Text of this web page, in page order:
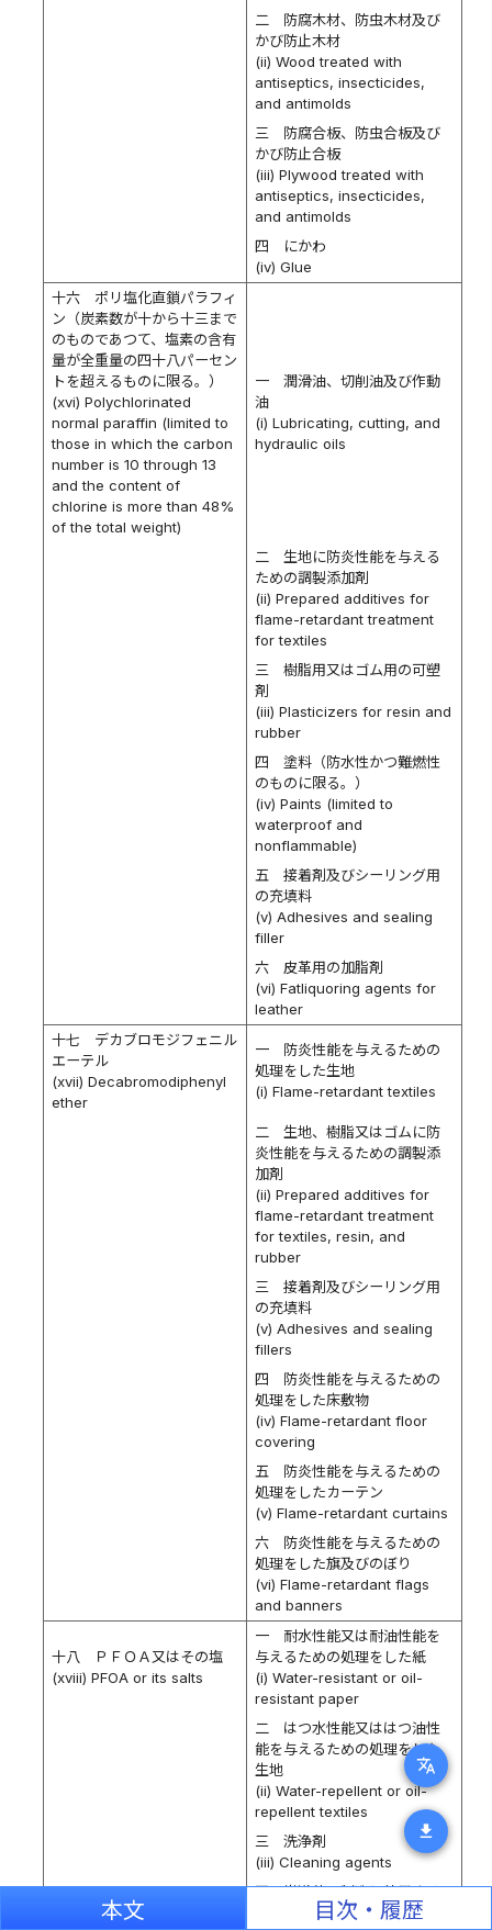
translate
download
二 防腐木材、防虫木材及び
かび防止木材
(ii) Wood treated with
antiseptics, insecticides,
and antimolds
三 防腐合板、防虫合板及び
かび防止合板
(iii) Plywood treated with
antiseptics, insecticides,
and antimolds
四 にかわ
(iv) Glue
十六 ポリ塩化直鎖パラフィ
ン（炭素数が十から十三まで
のものであつて、塩素の含有
量が全重量の四十八パーセン
トを超えるものに限る。）
(xvi) Polychlorinated
normal paraffin (limited to
those in which the carbon
number is 10 through 13
and the content of
chlorine is more than 48%
of the total weight)
一 潤滑油、切削油及び作動
油
(i) Lubricating, cutting, and
hydraulic oils
二 生地に防炎性能を与える
ための調製添加剤
(ii) Prepared additives for
flame-retardant treatment
for textiles
三 樹脂用又はゴム用の可塑
剤
(iii) Plasticizers for resin and
rubber
四 塗料（防水性かつ難燃性
のものに限る。）
(iv) Paints (limited to
waterproof and
nonflammable)
五 接着剤及びシーリング用
の充填料
(v) Adhesives and sealing
filler
六 皮革用の加脂剤
(vi) Fatliquoring agents for
leather
十七 デカブロモジフェニル
エーテル
(xvii) Decabromodiphenyl
ether
一 防炎性能を与えるための
処理をした生地
(i) Flame-retardant textiles
二 生地、樹脂又はゴムに防
炎性能を与えるための調製添
加剤
(ii) Prepared additives for
flame-retardant treatment
for textiles, resin, and
rubber
三 接着剤及びシーリング用
の充填料
(v) Adhesives and sealing
fillers
四 防炎性能を与えるための
処理をした床敷物
(iv) Flame-retardant floor
covering
五 防炎性能を与えるための
処理をしたカーテン
(v) Flame-retardant curtains
六 防炎性能を与えるための
処理をした旗及びのぼり
(vi) Flame-retardant flags
and banners
十八 ＰＦＯＡ又はその塩
(xviii) PFOA or its salts
一 耐水性能又は耐油性能を
与えるための処理をした紙
(i) Water-resistant or oil-
resistant paper
二 はつ水性能又ははつ油性
能を与えるための処理をした
生地
(ii) Water-repellent or oil-
repellent textiles
三 洗浄剤
(iii) Cleaning agents
四 半導体の製造に使用する
反射防止剤
本文 目次・履歴